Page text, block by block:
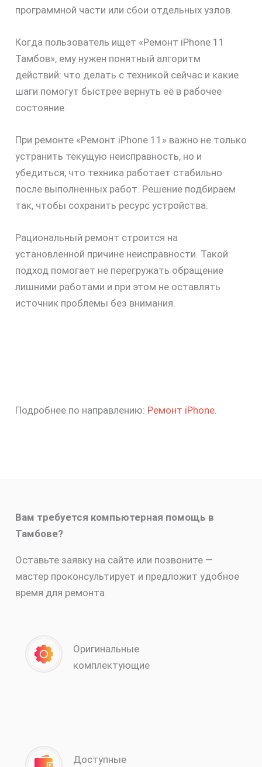
программной части или сбои отдельных узлов.
Когда пользователь ищет «Ремонт iPhone 11
Тамбов», ему нужен понятный алгоритм
действий: что делать с техникой сейчас и какие
шаги помогут быстрее вернуть её в рабочее
состояние.
При ремонте «Ремонт iPhone 11» важно не только
устранить текущую неисправность, но и
убедиться, что техника работает стабильно
после выполненных работ. Решение подбираем
так, чтобы сохранить ресурс устройства.
Рациональный ремонт строится на
установленной причине неисправности. Такой
подход помогает не перегружать обращение
лишними работами и при этом не оставлять
источник проблемы без внимания.
Подробнее по направлению: Ремонт iPhone.
Вам требуется компьютерная помощь в
Тамбове?
Оставьте заявку на сайте или позвоните —
мастер проконсультирует и предложит удобное
время для ремонта
Оригинальные
комплектующие
Доступные